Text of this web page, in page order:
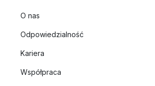
O nas
Odpowiedzialność
Kariera
Współpraca